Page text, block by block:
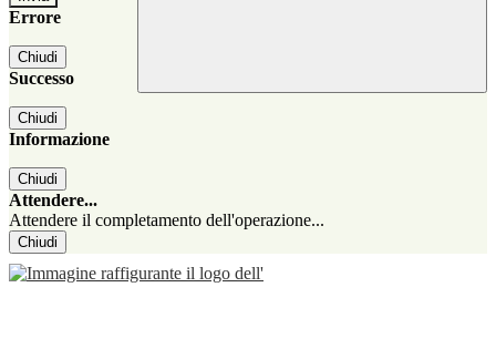
Errore
Chiudi
Successo
Chiudi
Informazione
Chiudi
Attendere...
Attendere il completamento dell'operazione...
Chiudi